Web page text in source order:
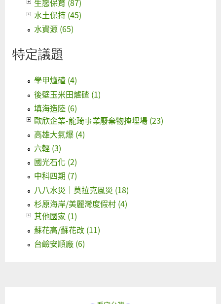
水土保持 (45)
水資源 (65)
特定議題
學甲爐碴 (4)
後壁玉米田爐碴 (1)
填海造陸 (6)
歐欣企業-龍琦事業廢棄物掩埋場 (23)
高雄大氣爆 (4)
六輕 (3)
國光石化 (2)
中科四期 (7)
八八水災｜莫拉克風災 (18)
杉原海岸/美麗灣度假村 (4)
其他國家 (1)
蘇花高/蘇花改 (11)
台鹼安順廠 (6)